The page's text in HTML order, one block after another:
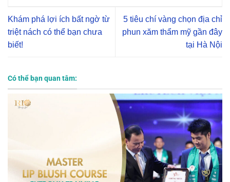
Khám phá lợi ích bất ngờ từ
triệt nách có thể bạn chưa
biết!
5 tiêu chí vàng chọn địa chỉ
phun xăm thẩm mỹ gần đây
tại Hà Nội
Có thể bạn quan tâm: